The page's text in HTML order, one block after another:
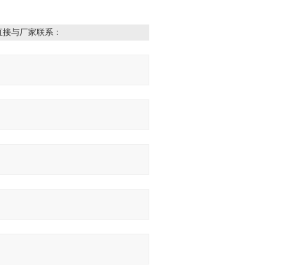
与厂家联系：